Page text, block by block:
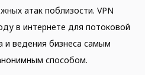
атак поблизости. VPN
в интернете для потоковой
и ведения бизнеса самым
способом.